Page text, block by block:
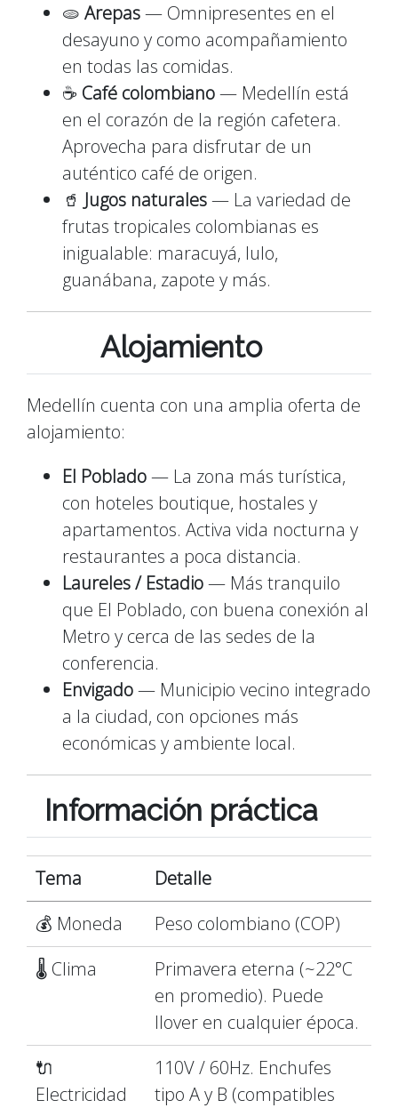
🫓 Arepas— Omnipresentes en el
desayuno y como acompañamiento
en todas las comidas.
☕ Café colombiano— Medellín está
en el corazón de la región cafetera.
Aprovecha para disfrutar de un
auténtico café de origen.
🥤 Jugos naturales— La variedad de
frutas tropicales colombianas es
inigualable: maracuyá, lulo,
guanábana, zapote y más.
Alojamiento
Medellín cuenta con una amplia oferta de
alojamiento:
El Poblado— La zona más turística,
con hoteles boutique, hostales y
apartamentos. Activa vida nocturna y
restaurantes a poca distancia.
Laureles / Estadio— Más tranquilo
que El Poblado, con buena conexión al
Metro y cerca de las sedes de la
conferencia.
Envigado— Municipio vecino integrado
a la ciudad, con opciones más
económicas y ambiente local.
Información práctica
Tema
Detalle
💰 Moneda
Peso colombiano (COP)
🌡️ Clima
Primavera eterna (~22°C
en promedio). Puede
llover en cualquier época.
🔌
Electricidad
110V / 60Hz. Enchufes
tipo A y B (compatibles